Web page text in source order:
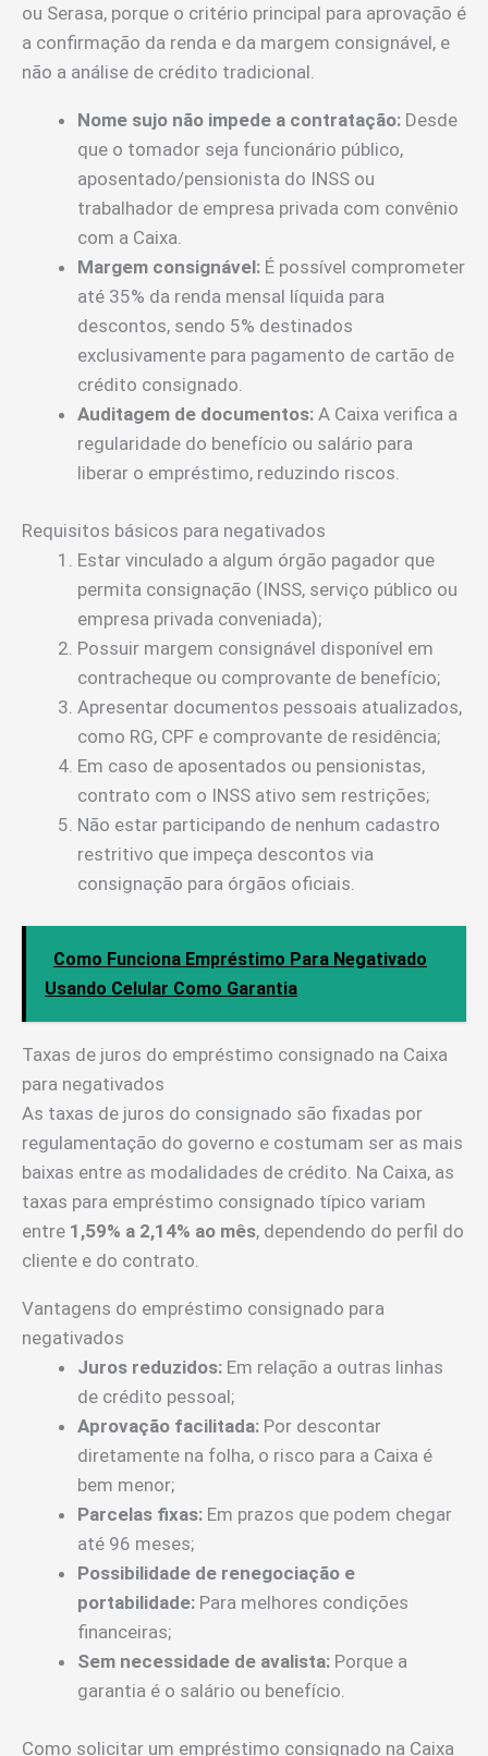
ou Serasa, porque o critério principal para aprovação é
a confirmação da renda e da margem consignável, e
não a análise de crédito tradicional.
Nome sujo não impede a contratação: Desde
que o tomador seja funcionário público,
aposentado/pensionista do INSS ou
trabalhador de empresa privada com convênio
com a Caixa.
Margem consignável: É possível comprometer
até 35% da renda mensal líquida para
descontos, sendo 5% destinados
exclusivamente para pagamento de cartão de
crédito consignado.
Auditagem de documentos: A Caixa verifica a
regularidade do benefício ou salário para
liberar o empréstimo, reduzindo riscos.
Requisitos básicos para negativados
Estar vinculado a algum órgão pagador que
permita consignação (INSS, serviço público ou
empresa privada conveniada);
Possuir margem consignável disponível em
contracheque ou comprovante de benefício;
Apresentar documentos pessoais atualizados,
como RG, CPF e comprovante de residência;
Em caso de aposentados ou pensionistas,
contrato com o INSS ativo sem restrições;
Não estar participando de nenhum cadastro
restritivo que impeça descontos via
consignação para órgãos oficiais.
Como Funciona Empréstimo Para Negativado
Usando Celular Como Garantia
Taxas de juros do empréstimo consignado na Caixa
para negativados
As taxas de juros do consignado são fixadas por
regulamentação do governo e costumam ser as mais
baixas entre as modalidades de crédito. Na Caixa, as
taxas para empréstimo consignado típico variam
entre 1,59% a 2,14% ao mês, dependendo do perfil do
cliente e do contrato.
Vantagens do empréstimo consignado para
negativados
Juros reduzidos: Em relação a outras linhas
de crédito pessoal;
Aprovação facilitada: Por descontar
diretamente na folha, o risco para a Caixa é
bem menor;
Parcelas fixas: Em prazos que podem chegar
até 96 meses;
Possibilidade de renegociação e
portabilidade: Para melhores condições
financeiras;
Sem necessidade de avalista: Porque a
garantia é o salário ou benefício.
Como solicitar um empréstimo consignado na Caixa